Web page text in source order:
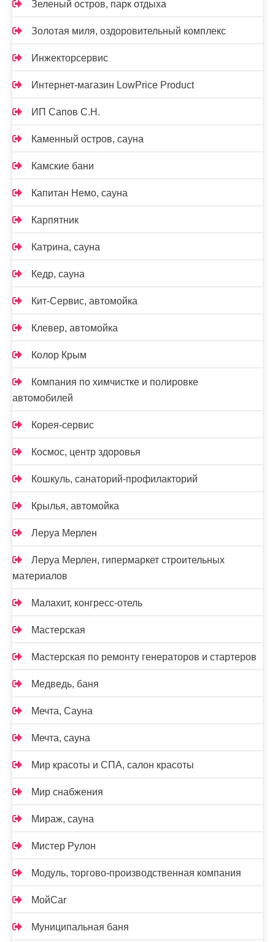
Зеленый остров, парк отдыха
Золотая миля, оздоровительный комплекс
Инжекторсервис
Интернет-магазин LowPrice Product
ИП Сапов С.Н.
Каменный остров, сауна
Камские бани
Капитан Немо, сауна
Карпятник
Катрина, сауна
Кедр, сауна
Кит-Сервис, автомойка
Клевер, автомойка
Колор Крым
Компания по химчистке и полировке
автомобилей
Корея-сервис
Космос, центр здоровья
Кошкуль, санаторий-профилакторий
Крылья, автомойка
Леруа Мерлен
Леруа Мерлен, гипермаркет строительных
материалов
Малахит, конгресс-отель
Мастерская
Мастерская по ремонту генераторов и стартеров
Медведь, баня
Мечта, Сауна
Мечта, сауна
Мир красоты и СПА, салон красоты
Мир снабжения
Мираж, сауна
Мистер Рулон
Модуль, торгово-производственная компания
МойCar
Муниципальная баня